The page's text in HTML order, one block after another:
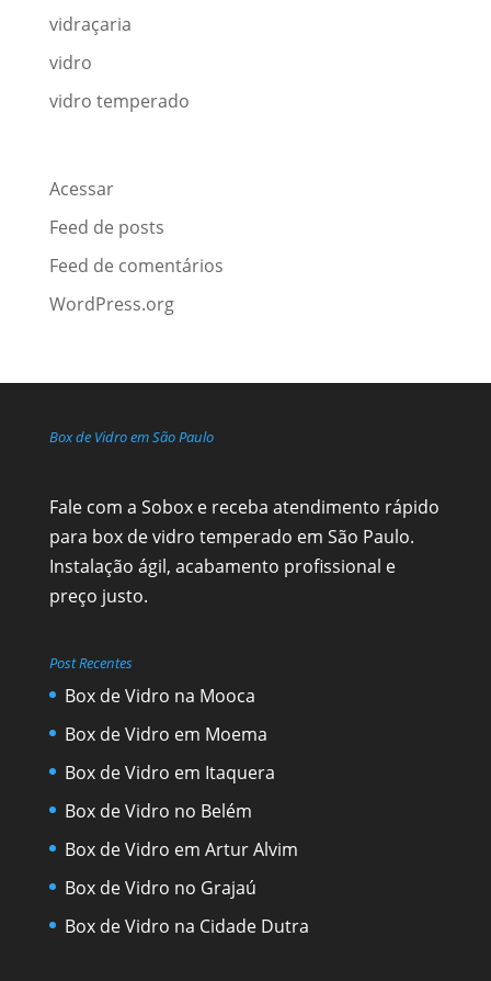
vidraçaria
vidro
vidro temperado
Acessar
Feed de posts
Feed de comentários
WordPress.org
Box de Vidro em São Paulo
Fale com a Sobox e receba atendimento rápido
para box de vidro temperado em São Paulo.
Instalação ágil, acabamento profissional e
preço justo.
Post Recentes
Box de Vidro na Mooca
Box de Vidro em Moema
Box de Vidro em Itaquera
Box de Vidro no Belém
Box de Vidro em Artur Alvim
Box de Vidro no Grajaú
Box de Vidro na Cidade Dutra